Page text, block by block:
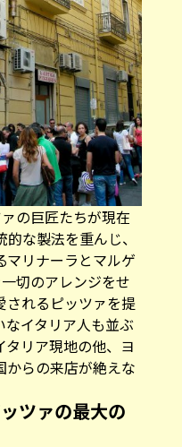
の巨匠たちが現在
な製法を重んじ、
マリナーラとマルゲ
切のアレンジをせ
されるピッツァを提
イタリア人も並ぶ
リア現地の他、ヨ
からの来店が絶えな
ツァの最大の